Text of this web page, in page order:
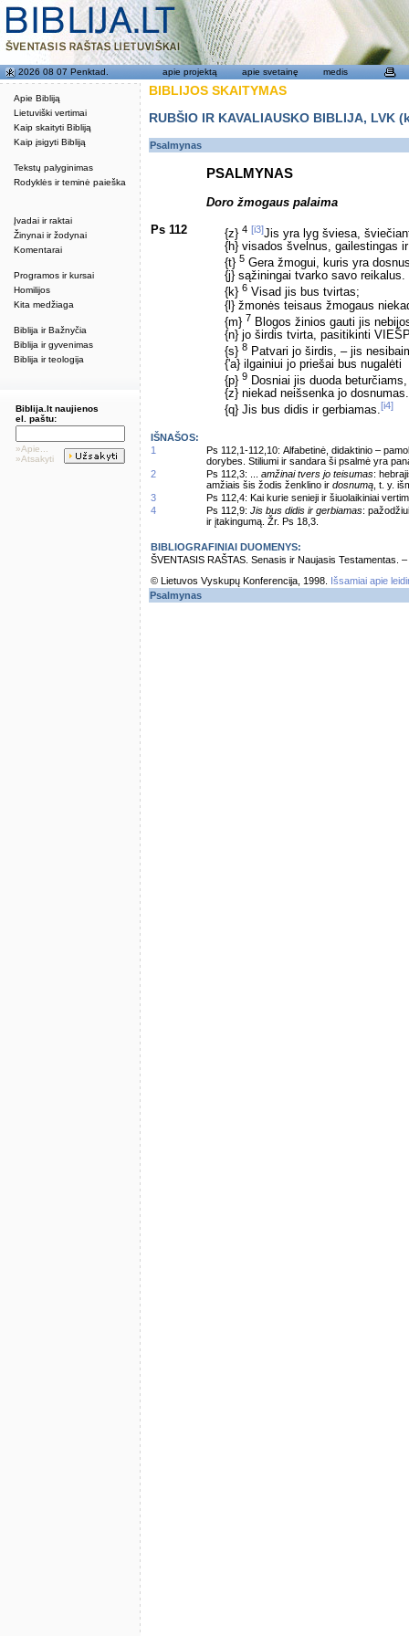
Apie Bibliją
Lietuviški vertimai
Kaip skaityti Bibliją
Kaip įsigyti Bibliją
Tekstų palyginimas
Rodyklės ir teminė paieška
Įvadai ir raktai
Žinynai ir žodynai
Komentarai
Programos ir kursai
Homilijos
Kita medžiaga
Biblija ir Bažnyčia
Biblija ir gyvenimas
Biblija ir teologija
2026 08 07 Penktad. apie projektą apie svetainę medis
Biblija.lt naujienos
el. paštu:
»Apie...
»Atsakyti
BIBLIJOS SKAITYMAS
RUBŠIO IR KAVALIAUSKO BIBLIJA,
Psalmynas
PSALMYNAS
Doro žmogaus palaima
Ps 112 {z} 4 [i3]Jis yra lyg šviesa,
{h} visados švelnus, gailestingas
{t} 5 Gera žmogui, kuris yra
{j} sąžiningai tvarko savo reikalus.
{k} 6 Visad jis bus tvirtas;
{l} žmonės teisaus žmogaus
{m} 7 Blogos žinios gauti jis
{n} jo širdis tvirta, pasitikinti
{s} 8 Patvari jo širdis, – jis
{'a} ilgainiui jo priešai bus nugalėti
{p} 9 Dosniai jis duoda beturčiams,
{z} niekad neišsenka jo dosnumas.
{q} Jis bus didis ir gerbiamas.[i4]
IŠNAŠOS:
1
Ps 112,1-112,10: Alfabetinė, didaktinio –
dorybes. Stiliumi ir sandara ši psalmė yra
2
Ps 112,3: ... amžinai tvers jo teisumas:
amžiais šis žodis ženklino ir dosnumą , t. y.
3
Ps 112,4: Kai kurie senieji ir šiuolaikiniai
4
Ps 112,9: Jis bus didis ir gerbiamas:
ir įtakingumą. Žr. Ps 18,3.
BIBLIOGRAFINIAI DUOMENYS:
ŠVENTASIS RAŠTAS. Senasis ir Naujasis Testamentas.
© Lietuvos Vyskupų Konferencija, 1998.
Išsamiai apie
Psalmynas